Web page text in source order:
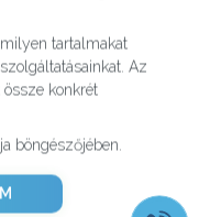
tartalmakat
Az
konkrét
böngészőjében.